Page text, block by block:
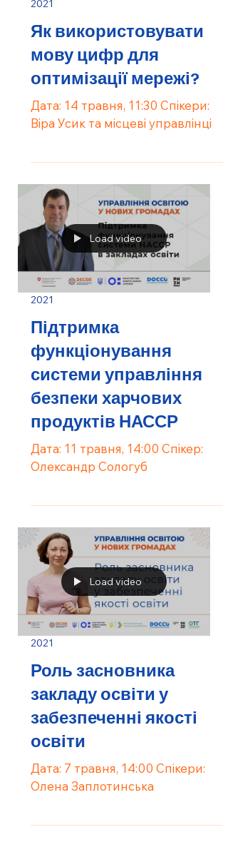
2021
Як використовувати
мову цифр для
оптимізації мережі?
Дата: 14 травня, 11:30 Спікери:
Віра Усик та місцеві управлінці
Load video
2021
Підтримка
функціонування
системи управління
безпеки харчових
продуктів НАССР
Дата: 11 травня, 14:00 Спікер:
Олександр Сологуб
Load video
2021
Роль засновника
закладу освіти у
забезпеченні якості
освіти
Дата: 7 травня, 14:00 Спікери:
Олена Заплотинська